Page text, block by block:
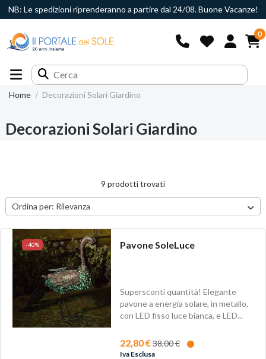
NB: Le spedizioni riprenderanno a partire dal 24/08. Buone Vacanze!
0
Home Decorazioni Solari Giardino
Decorazioni Solari Giardino
9 prodotti trovati
Ordina per: Rilevanza
-40% Pavone SoleLuce
Supersconti quantità! Elegante
pavone a energia solare, in metallo,
con LED fisso luce bianca, e LED...
22,80 €38,00 €
Iva Esclusa